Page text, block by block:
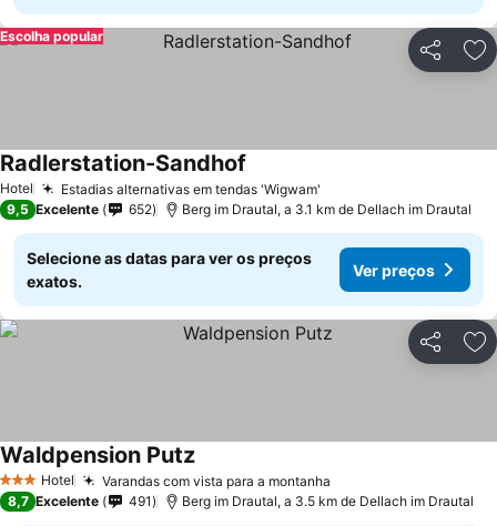
Partilhar
Escolha popular
Hotel Estadias alternativas em tendas 'Wigwam'
Radlerstation-Sandhof
9,5 Excelente 652 Berg im Drautal, a 3.1 km de Dellach im Drautal
Selecione as datas para ver os preços
exatos.
Ver preços
Partilhar
3 EstrelasHotel Varandas com vista para a montanha
Waldpension Putz
8,7 Excelente 491 Berg im Drautal, a 3.5 km de Dellach im Drautal